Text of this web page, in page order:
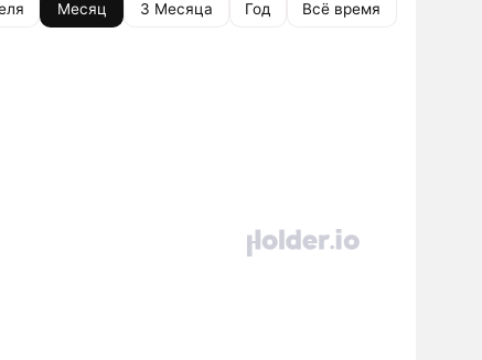
Месяц 3 Месяца Год Всё время